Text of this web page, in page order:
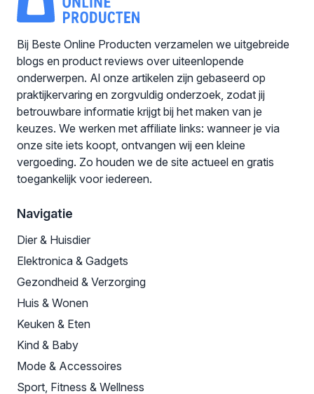
Bij Beste Online Producten verzamelen we uitgebreide
blogs en product reviews over uiteenlopende
onderwerpen. Al onze artikelen zijn gebaseerd op
praktijkervaring en zorgvuldig onderzoek, zodat jij
betrouwbare informatie krijgt bij het maken van je
keuzes. We werken met affiliate links: wanneer je via
onze site iets koopt, ontvangen wij een kleine
vergoeding. Zo houden we de site actueel en gratis
toegankelijk voor iedereen.
Navigatie
Dier & Huisdier
Elektronica & Gadgets
Gezondheid & Verzorging
Huis & Wonen
Keuken & Eten
Kind & Baby
Mode & Accessoires
Sport, Fitness & Wellness